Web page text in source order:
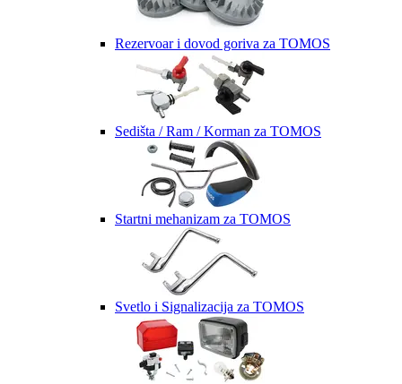
Rezervoar i dovod goriva za TOMOS
Sedišta / Ram / Korman za TOMOS
Startni mehanizam za TOMOS
Svetlo i Signalizacija za TOMOS